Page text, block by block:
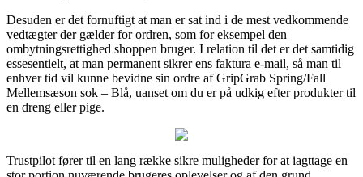
Desuden er det fornuftigt at man er sat ind i de mest vedkommende
vedtægter der gælder for ordren, som for eksempel den
ombytningsrettighed shoppen bruger. I relation til det er det samtidig
essesentielt, at man permanent sikrer ens faktura e-mail, så man til
enhver tid vil kunne bevidne sin ordre af GripGrab Spring/Fall
Mellemsæson sok – Blå, uanset om du er på udkig efter produkter til
en dreng eller pige.
Trustpilot fører til en lang række sikre muligheder for at iagttage en